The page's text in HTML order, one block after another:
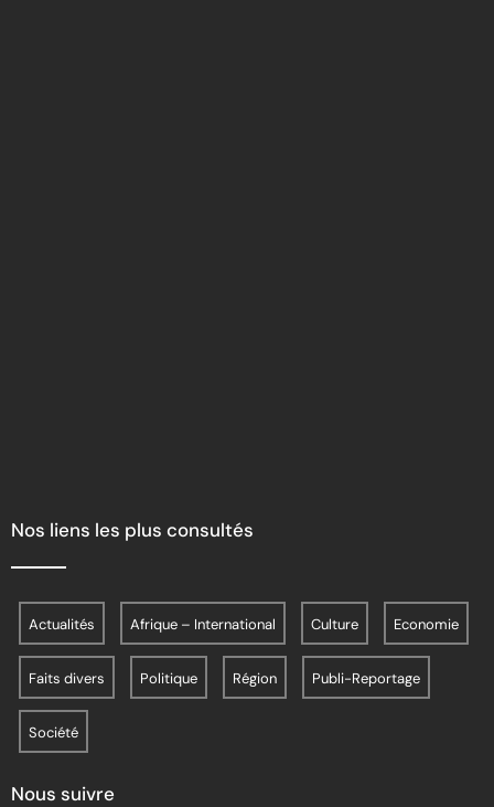
Nos liens les plus consultés
Actualités Afrique – International Culture Economie
Faits divers Politique Région Publi-Reportage
Société
Nous suivre